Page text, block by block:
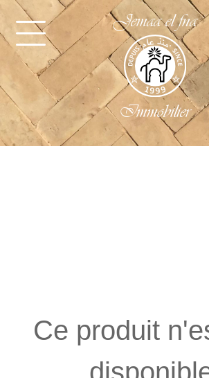
Jemaa el fna
Immobilier
Ce produit